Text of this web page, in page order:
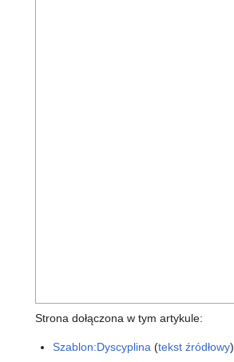
Strona dołączona w tym artykule:
Szablon:Dyscyplina (tekst źródłowy)